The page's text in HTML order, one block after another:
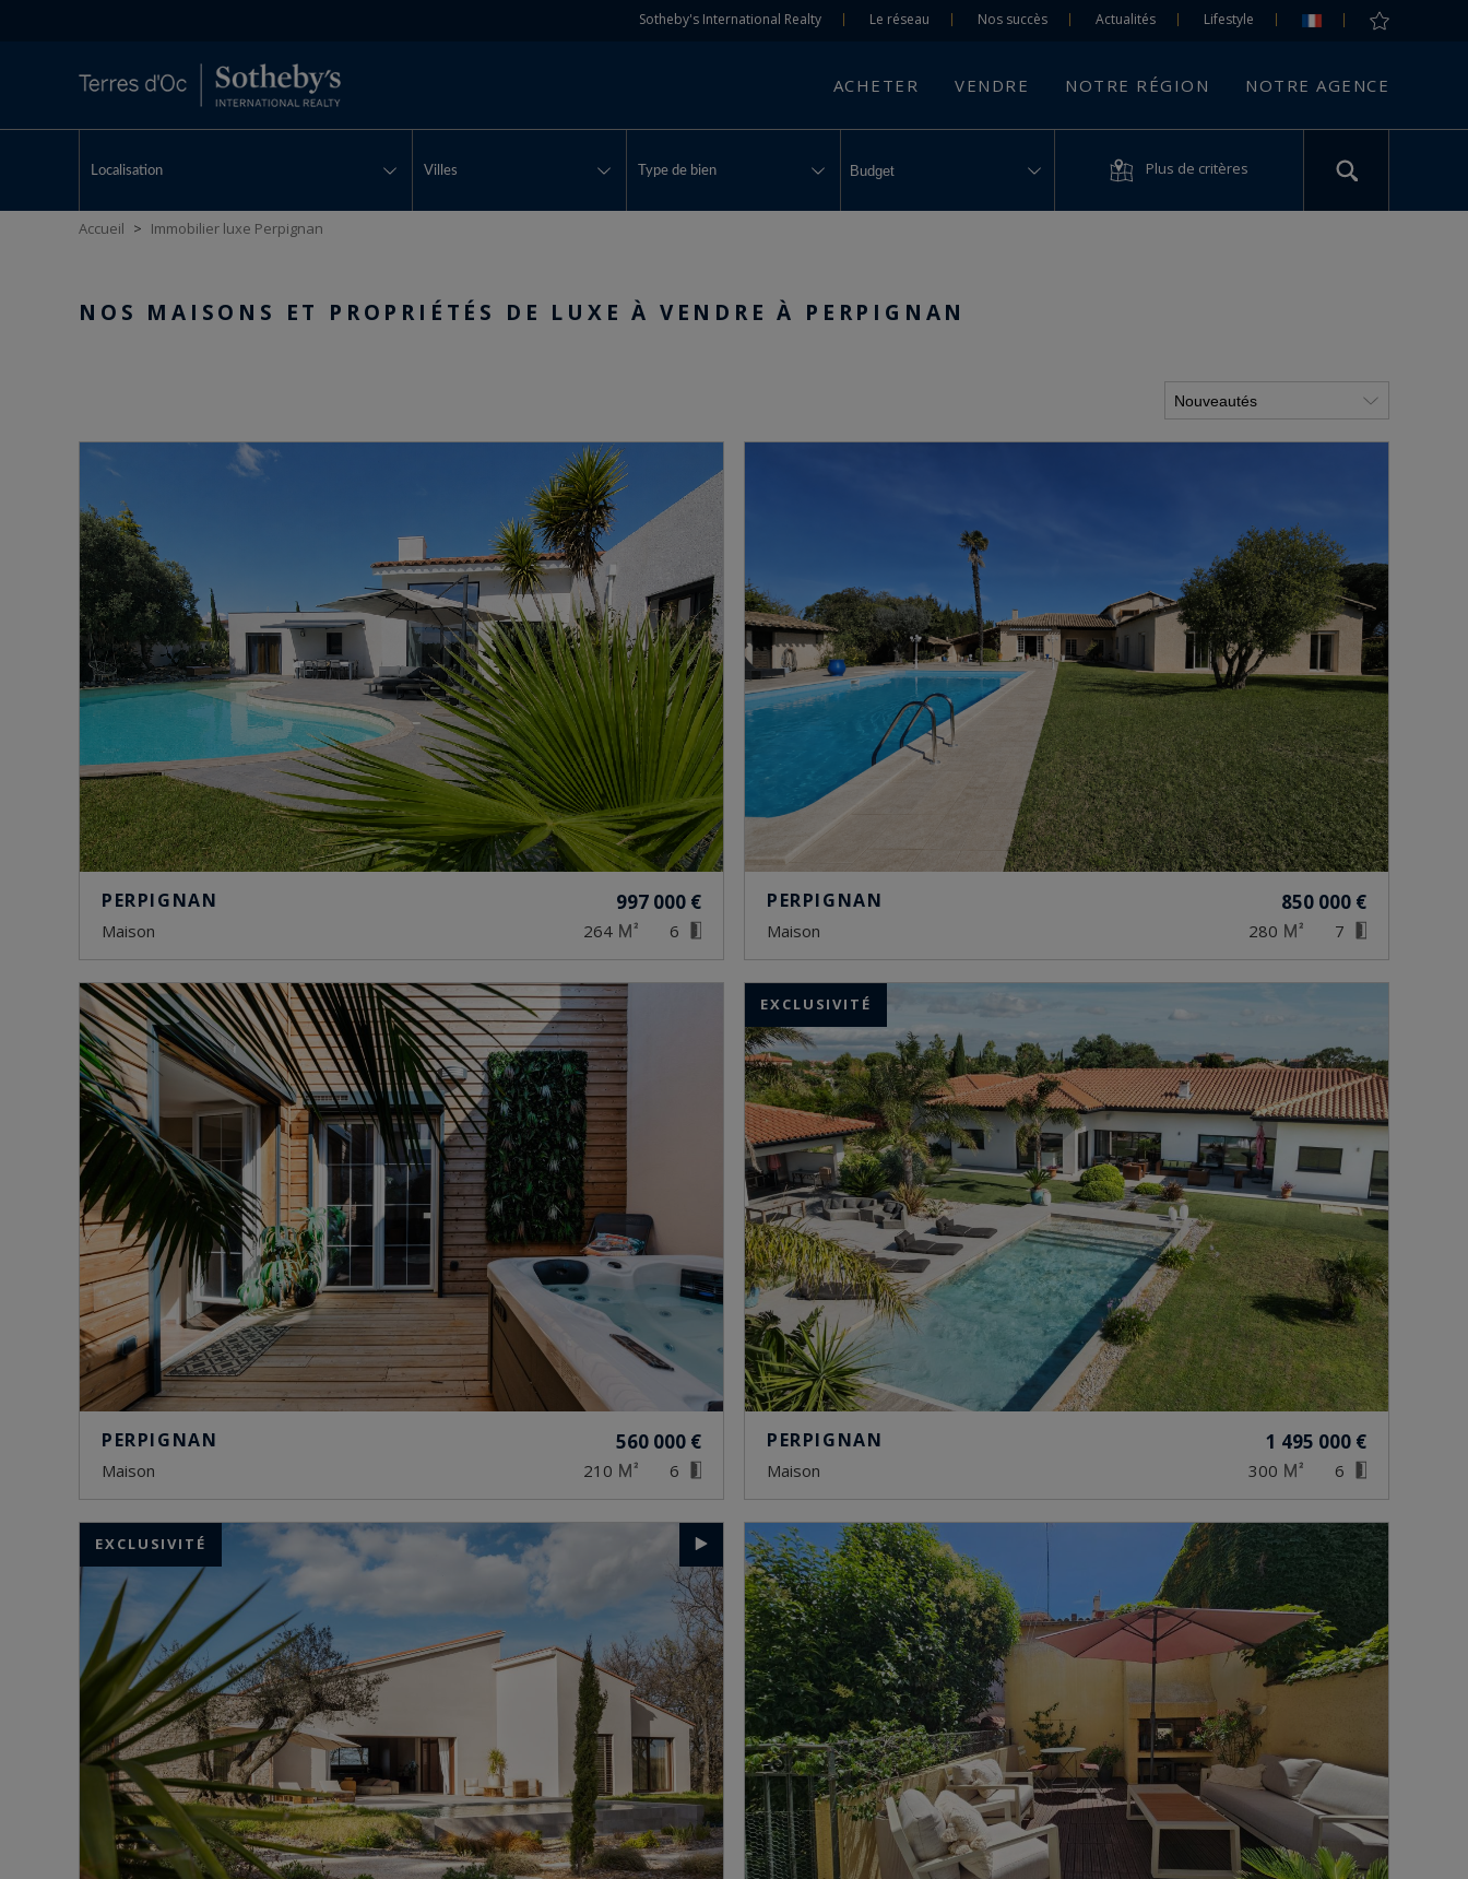
Sotheby's International Realty Le réseau Nos succès Actualités Lifestyle
ACHETER VENDRE NOTRE RÉGION NOTRE AGENCE
Localisation Villes Type de bien Plus de critères
Accueil > Immobilier luxe Perpignan
NOS MAISONS ET PROPRIÉTÉS DE LUXE À VENDRE À PERPIGNAN
PERPIGNAN 997 000 €
maison 264 6
PERPIGNAN 850 000 €
maison 280 7
PERPIGNAN 560 000 €
maison 210 6
PERPIGNAN 1 495 000 €
maison 300 6
EXCLUSIVITÉ
EXCLUSIVITÉ